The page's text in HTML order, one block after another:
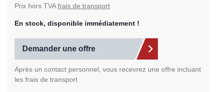
Prix hors TVAfrais de transport
En stock, disponible immédiatement !
Demander une offre
Après un contact personnel, vous recevrez une offre incluant
les frais de transport